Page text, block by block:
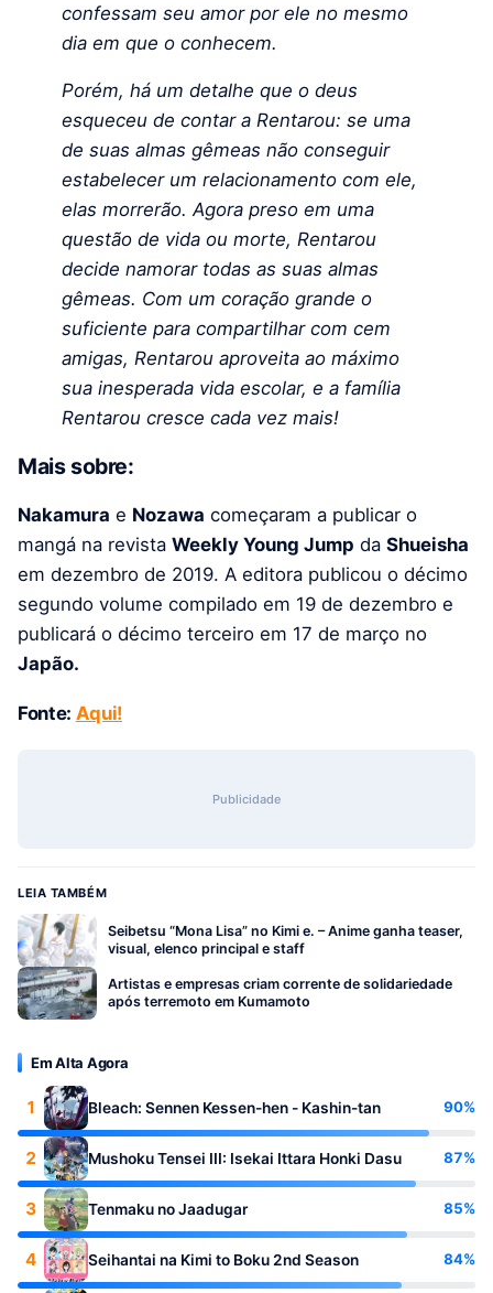
confessam seu amor por ele no mesmo
dia em que o conhecem.
Porém, há um detalhe que o deus
esqueceu de contar a Rentarou: se uma
de suas almas gêmeas não conseguir
estabelecer um relacionamento com ele,
elas morrerão. Agora preso em uma
questão de vida ou morte, Rentarou
decide namorar todas as suas almas
gêmeas. Com um coração grande o
suficiente para compartilhar com cem
amigas, Rentarou aproveita ao máximo
sua inesperada vida escolar, e a família
Rentarou cresce cada vez mais!
Mais sobre:
Nakamura e Nozawa começaram a publicar o
mangá na revista Weekly Young Jump da Shueisha
em dezembro de 2019. A editora publicou o décimo
segundo volume compilado em 19 de dezembro e
publicará o décimo terceiro em 17 de março no
Japão.
Fonte: Aqui!
Publicidade
LEIA TAMBÉM
Seibetsu “Mona Lisa” no Kimi e. – Anime ganha teaser,
visual, elenco principal e staff
Artistas e empresas criam corrente de solidariedade
após terremoto em Kumamoto
Em Alta Agora
1 Bleach: Sennen Kessen-hen - Kashin-tan 90%
2 Mushoku Tensei III: Isekai Ittara Honki Dasu 87%
3 Tenmaku no Jaadugar 85%
4 Seihantai na Kimi to Boku 2nd Season 84%